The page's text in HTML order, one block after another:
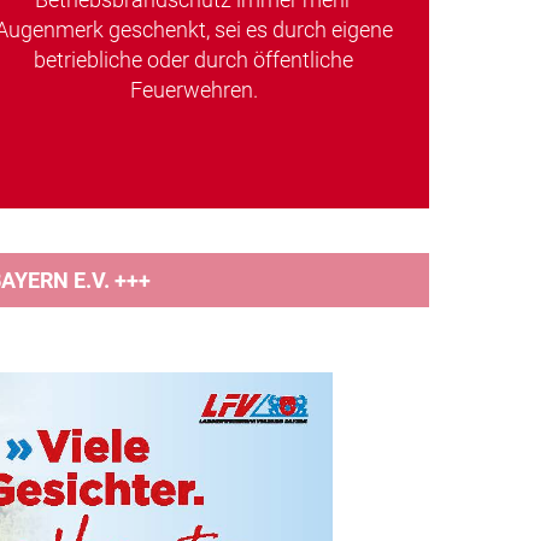
geschenkt, sei es durch eigene
betriebliche oder durch öffentliche
Feuerwehren.
E.V. +++